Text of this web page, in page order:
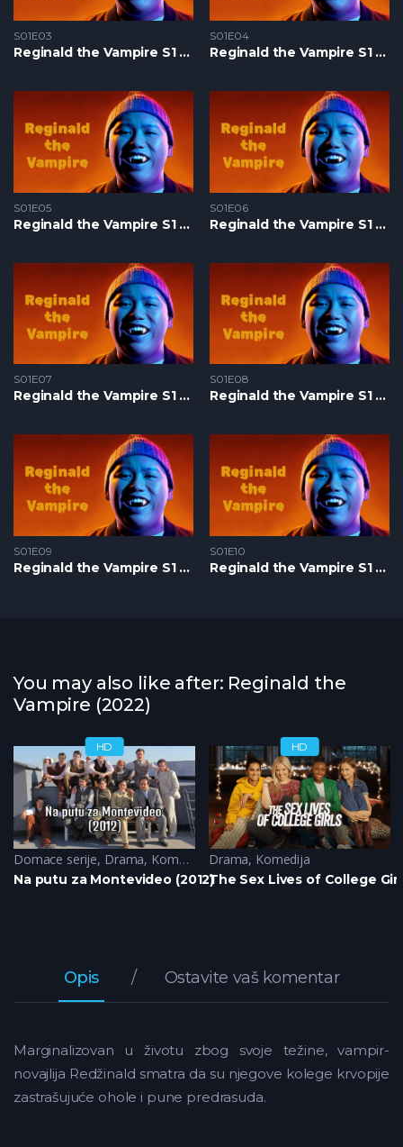
S01E03
Reginald the Vampire S1 – Epizoda 03
S01E04
Reginald the Vampire S1 – Epizoda 04
S01E05
Reginald the Vampire S1 – Epizoda 05
S01E06
Reginald the Vampire S1 – Epizoda 06
S01E07
Reginald the Vampire S1 – Epizoda 07
S01E08
Reginald the Vampire S1 – Epizoda 08
S01E09
Reginald the Vampire S1 – Epizoda 09
S01E10
Reginald the Vampire S1 – Epizoda 10
You may also like after: Reginald the
Vampire (2022)
HD
Domace serije, Drama, Komedija
Na putu za Montevideo (2012)
HD
Drama, Komedija
The Sex Lives of College
Opis Ostavite vaš komentar
Marginalizovan u životu zbog svoje težine, vampir-
novajlija Redžinald smatra da su njegove kolege krvopije
zastrašujuće ohole i pune predrasuda.